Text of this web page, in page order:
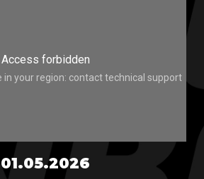
01.05.2026